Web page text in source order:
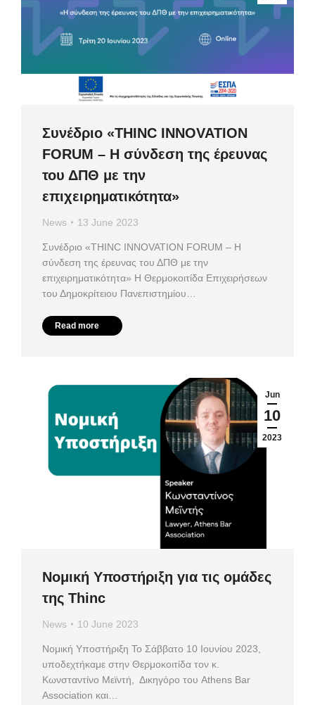
Συνέδριο «ΤHINC INNOVATION
FORUM – Η σύνδεση της έρευνας
του ΔΠΘ με την
επιχειρηματικότητα»
News 13 June 2023
Συνέδριο «ΤHINC INNOVATION FORUM – Η
σύνδεση της έρευνας του ΔΠΘ με την
επιχειρηματικότητα» Η Θερμοκοιτίδα Επιχειρήσεων
του Δημοκρίτειου Πανεπιστημίου…
Read more
Jun
10
2023
Νομική Υποστήριξη για τις ομάδες
της Thinc
News 10 June 2023
Νομική Υποστήριξη Το Σάββατο 10 Ιουνίου 2023,
υποδεχτήκαμε στην Θερμοκοιτίδα τον κ.
Κωνσταντίνο Μεϊντή, Δικηγόρο του Athens Bar
Association και…